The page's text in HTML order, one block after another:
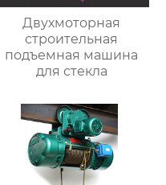
Двухмоторная
строительная
подъемная машина
для стекла